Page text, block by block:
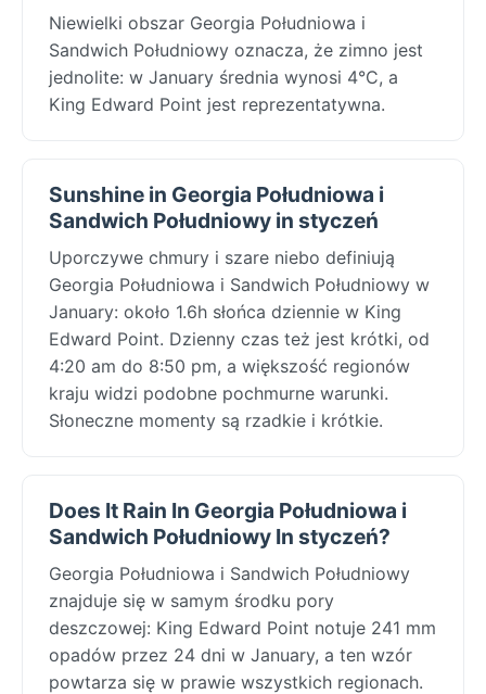
Niewielki obszar Georgia Południowa i
Sandwich Południowy oznacza, że zimno jest
jednolite: w January średnia wynosi 4°C, a
King Edward Point jest reprezentatywna.
Sunshine in Georgia Południowa i
Sandwich Południowy in styczeń
Uporczywe chmury i szare niebo definiują
Georgia Południowa i Sandwich Południowy w
January: około 1.6h słońca dziennie w King
Edward Point. Dzienny czas też jest krótki, od
4:20 am do 8:50 pm, a większość regionów
kraju widzi podobne pochmurne warunki.
Słoneczne momenty są rzadkie i krótkie.
Does It Rain In Georgia Południowa i
Sandwich Południowy In styczeń?
Georgia Południowa i Sandwich Południowy
znajduje się w samym środku pory
deszczowej: King Edward Point notuje 241 mm
opadów przez 24 dni w January, a ten wzór
powtarza się w prawie wszystkich regionach.